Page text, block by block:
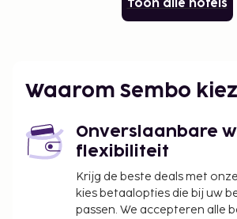
Toon alle hotels
Waarom Sembo
Onverslaanbare
flexibiliteit
Krijg de beste deals met
kies betaalopties die bij uw
passen. We accepteren alle